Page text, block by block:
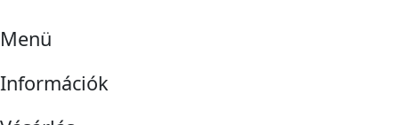
Menü
Információk